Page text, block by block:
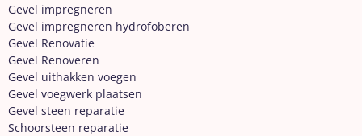
Gevel impregneren
Gevel impregneren hydrofoberen
Gevel Renovatie
Gevel Renoveren
Gevel uithakken voegen
Gevel voegwerk plaatsen
Gevel steen reparatie
Schoorsteen reparatie